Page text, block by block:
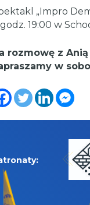
„Impro
19:00 w
rozmowę z
w